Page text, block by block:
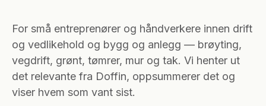
For små entreprenører og håndverkere innen drift
og vedlikehold og bygg og anlegg — brøyting,
vegdrift, grønt, tømrer, mur og tak. Vi henter ut
det relevante fra Doffin, oppsummerer det og
viser hvem som vant sist.